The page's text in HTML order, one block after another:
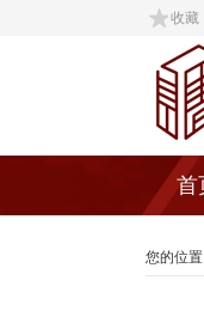
收藏
首
您的位置